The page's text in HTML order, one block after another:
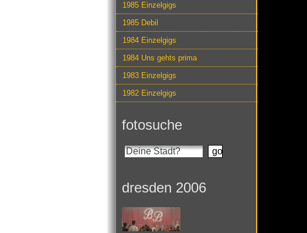
1985 Einzelgigs
1985 Debil
1984 Einzelgigs
1984 Uns gehts prima
1983 Einzelgigs
1982 Einzelgigs
fotosuche
dresden 2006